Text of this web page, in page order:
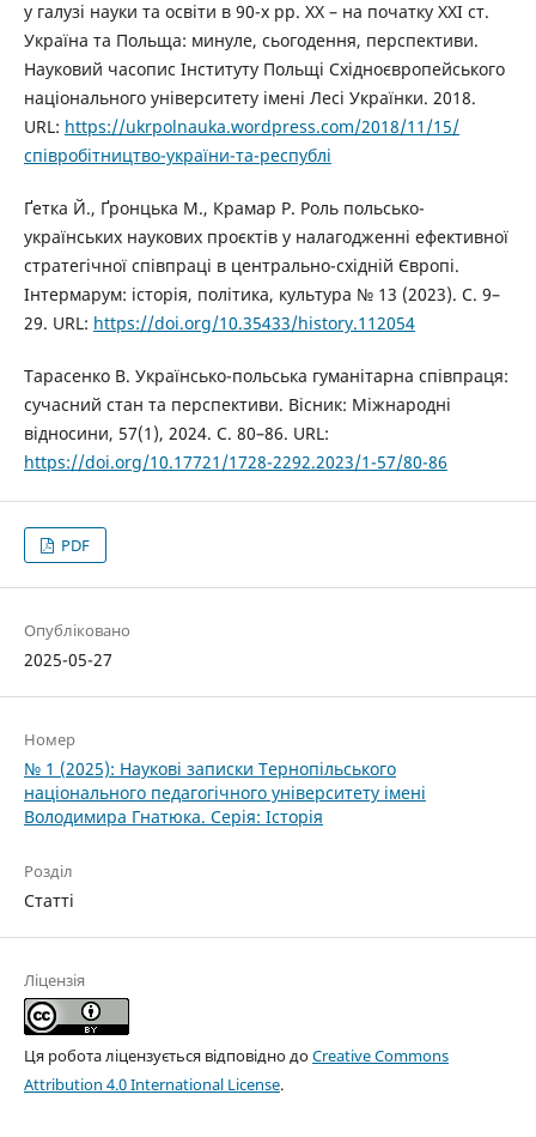
у галузі науки та освіти в 90-х рр. XX – на початку XXI ст.
Україна та Польща: минуле, сьогодення, перспективи.
Науковий часопис Інституту Польщі Східноєвропейського
національного університету імені Лесі Українки. 2018.
URL: https://ukrpolnauka.wordpress.com/2018/11/15/
співробітництво-україни-та-республі
Ґетка Й., Ґронцька М., Крамар Р. Роль польсько-
українських наукових проєктів у налагодженні ефективної
стратегічної співпраці в центрально-східній Європі.
Інтермарум: історія, політика, культура № 13 (2023). С. 9–
29. URL: https://doi.org/10.35433/history.112054
Тарасенко В. Українсько-польська гуманітарна співпраця:
сучасний стан та перспективи. Вісник: Міжнародні
відносини, 57(1), 2024. С. 80–86. URL:
https://doi.org/10.17721/1728-2292.2023/1-57/80-86
PDF
Опубліковано
2025-05-27
Номер
№ 1 (2025): Наукові записки Тернопільського
національного педагогічного університету імені
Володимира Гнатюка. Cерія: Історія
Розділ
Статті
Ліцензія
Ця робота ліцензується відповідно доCreative Commons
Attribution 4.0 International License.